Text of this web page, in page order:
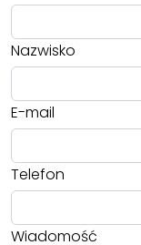
Nazwisko
E-mail
Telefon
Wiadomość